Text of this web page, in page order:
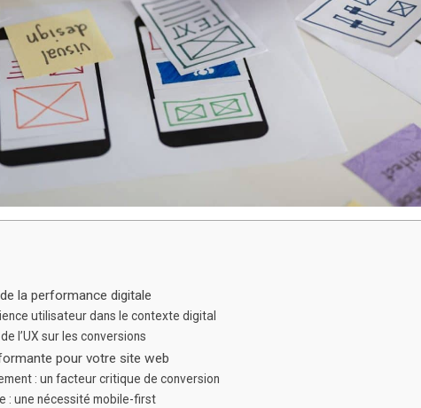
la performance digitale
utilisateur dans le contexte digital
l’UX sur les conversions
pour votre site web
: un facteur critique de conversion
: une nécessité mobile-first